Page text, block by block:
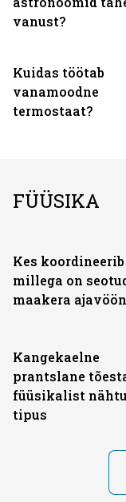
vanust?
Kuidas töötab
vanamoodne
termostaat?
FÜÜSIKA
Kes koordineerib
millega on
maakera
Kangekaelne
prantslane
füüsikalist
tipus